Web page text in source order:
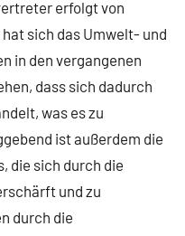
erfolgt von
sich das Umwelt- und
in den vergangenen
dass sich dadurch
was es zu
ist außerdem die
die sich durch die
und zu
durch die